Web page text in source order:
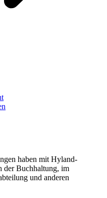
haben mit Hyland-
der Buchhaltung, im
und anderen